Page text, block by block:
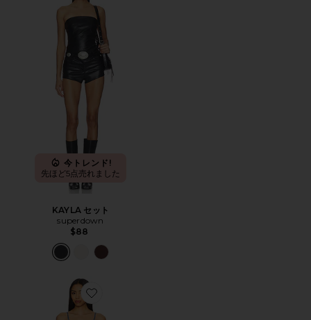
今トレンド!
先ほど5点売れました
KAYLA セット
superdown
$88
Favorite NOSTALGIA ショートパンツ